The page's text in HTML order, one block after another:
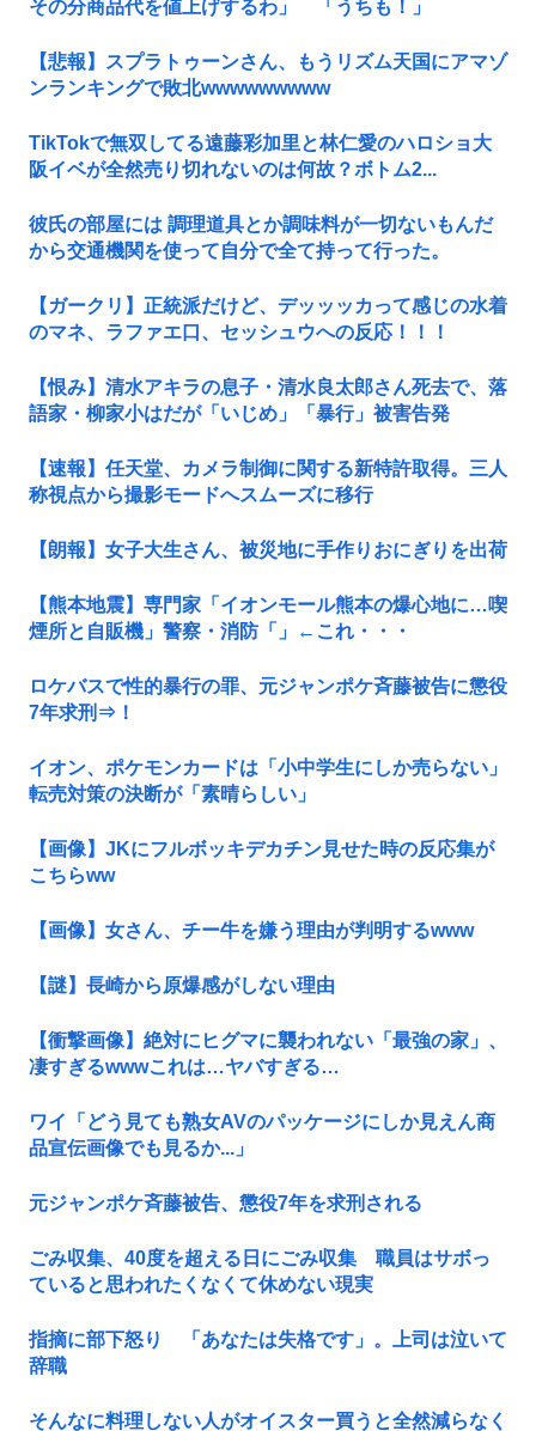
その分商品代を値上げするわ」 「うちも！」
【悲報】スプラトゥーンさん、もうリズム天国にアマゾ
ンランキングで敗北wwwwwwwww
TikTokで無双してる遠藤彩加里と林仁愛のハロショ大
阪イベが全然売り切れないのは何故？ボトム2...
彼氏の部屋には 調理道具とか調味料が一切ないもんだ
から交通機関を使って自分で全て持って行った。
【ガークリ】正統派だけど、デッッッカって感じの水着
のマネ、ラファエ口、セッシュウへの反応！！！
【恨み】清水アキラの息子・清水良太郎さん死去で、落
語家・柳家小はだが「いじめ」「暴行」被害告発
【速報】任天堂、カメラ制御に関する新特許取得。三人
称視点から撮影モードへスムーズに移行
【朗報】女子大生さん、被災地に手作りおにぎりを出荷
【熊本地震】専門家「イオンモール熊本の爆心地に…喫
煙所と自販機」警察・消防「」←これ・・・
ロケバスで性的暴行の罪、元ジャンポケ斉藤被告に懲役
7年求刑⇒！
イオン、ポケモンカードは「小中学生にしか売らない」
転売対策の決断が「素晴らしい」
【画像】JKにフルボッキデカチン見せた時の反応集が
こちらww
【画像】女さん、チー牛を嫌う理由が判明するwww
【謎】長崎から原爆感がしない理由
【衝撃画像】絶対にヒグマに襲われない「最強の家」、
凄すぎるwwwこれは…ヤバすぎる…
ワイ「どう見ても熟女AVのパッケージにしか見えん商
品宣伝画像でも見るか...」
元ジャンポケ斉藤被告、懲役7年を求刑される
ごみ収集、40度を超える日にごみ収集 職員はサボっ
ていると思われたくなくて休めない現実
指摘に部下怒り 「あなたは失格です」。上司は泣いて
辞職
そんなに料理しない人がオイスター買うと全然減らなく